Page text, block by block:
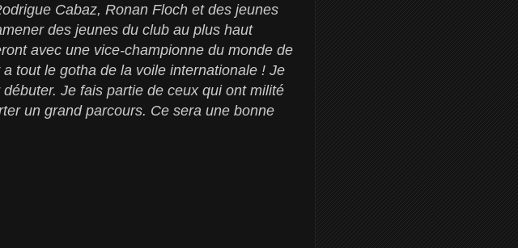
Cabaz, Ronan Floch et des jeunes
des jeunes du club au plus haut
avec une vice-championne du monde de
tout le gotha de la voile internationale ! Je
Je fais partie de ceux qui ont milité
un grand parcours. Ce sera une bonne